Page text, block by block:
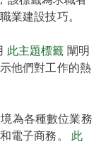
業建設技巧。
此主題標籤 闡明
他們對工作的熱
為各種數位業務
電子商務。 此